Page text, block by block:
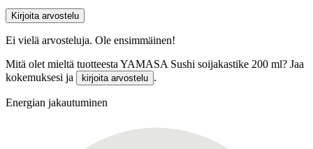
Kirjoita arvostelu
Ei vielä arvosteluja. Ole ensimmäinen!
Mitä olet mieltä tuotteesta YAMASA Sushi soijakastike 200 ml? Jaa
kokemuksesi ja
kirjoita arvostelu .
Energian jakautuminen